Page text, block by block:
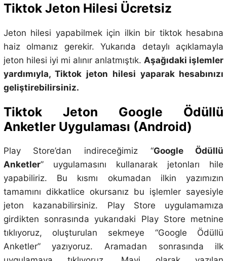
Tiktok Jeton Hilesi Ücretsiz
Jeton hilesi yapabilmek için ilkin bir tiktok hesabına
haiz olmanız gerekir. Yukarıda detaylı açıklamayla
jeton hilesi iyi mi alınır anlatmıştık. Aşağıdaki işlemler
yardımıyla, Tiktok jeton hilesi yaparak hesabınızı
geliştirebilirsiniz.
Tiktok Jeton Google Ödüllü
Anketler Uygulaması (Android)
Play Store’dan indireceğimiz “Google Ödüllü
Anketler” uygulamasını kullanarak jetonları hile
yapabiliriz. Bu kısmı okumadan ilkin yazımızın
tamamını dikkatlice okursanız bu işlemler sayesiyle
jeton kazanabilirsiniz. Play Store uygulamamıza
girdikten sonrasında yukarıdaki Play Store metnine
tıklıyoruz, oluşturulan sekmeye “Google Ödüllü
Anketler” yazıyoruz. Aramadan sonrasında ilk